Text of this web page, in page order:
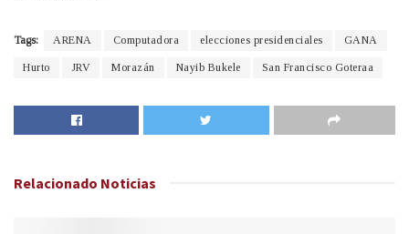
Tags: ARENA Computadora elecciones presidenciales GANA
Hurto JRV Morazán Nayib Bukele San Francisco Goteraa
Relacionado Noticias